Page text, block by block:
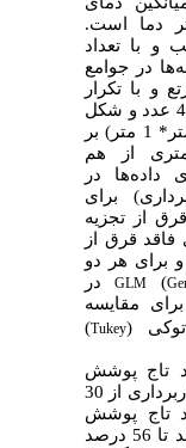
دما است.
و با تعداد
در جوامع
و با تکرار
ها 4 عدد و شکل
پلات مربعی و تعداد آن 40 عدد (1 متر* 1 متر) بر
به فاصله‌ی 3 متری از هم
داده‌ها در
برای
از تجزیه
فاقد قرق از
برای هر دو
)
GLM
در
مقایسه
توکی (Tukey
)
تاج پوشش
گیاهی سایت قرق در طول دوره آماربرداری از 30
تاج پوشش
گیاهی سایت چرا شده از 5/39 درصد تا 56 درصد